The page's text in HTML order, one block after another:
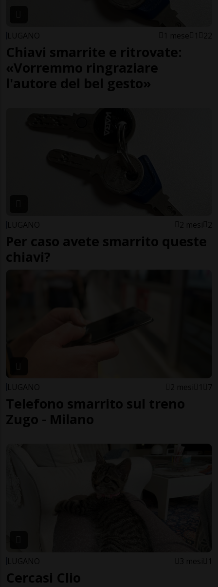
LUGANO 1 mese 1 22
Chiavi smarrite e ritrovate:
«Vorremmo ringraziare
l'autore del bel gesto»
LUGANO 2 mesi 2
Per caso avete smarrito queste
chiavi?
LUGANO 2 mesi 1 7
Telefono smarrito sul treno
Zugo - Milano
LUGANO 3 mesi 1
Cercasi Clio